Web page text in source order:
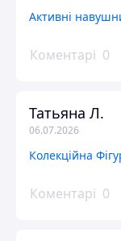
Коментарі 0
Татьяна Л.
06.07.2026
Коментарі 0